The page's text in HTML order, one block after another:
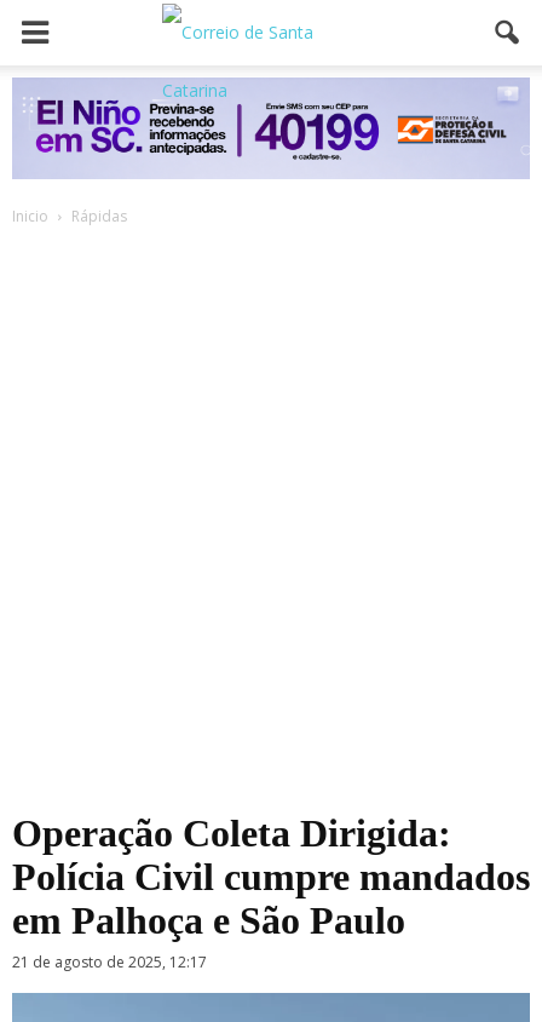
Inicio Rápidas
Operação Coleta Dirigida:
Polícia Civil cumpre mandados
em Palhoça e São Paulo
21 de agosto de 2025, 12:17